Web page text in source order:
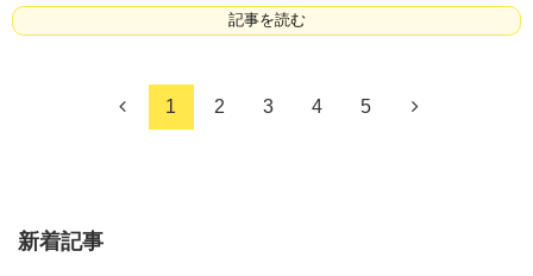
記事を読む
1 2 3 4 5
新着記事